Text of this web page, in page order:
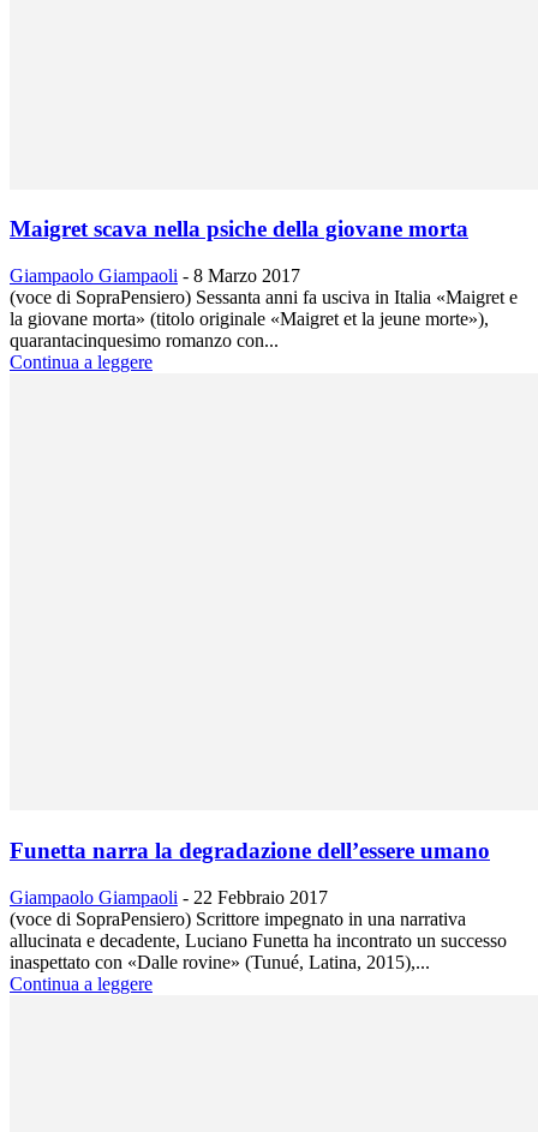
Maigret scava nella psiche della giovane morta
Giampaolo Giampaoli - 8 Marzo 2017
(voce di SopraPensiero) Sessanta anni fa usciva in Italia «Maigret e
la giovane morta» (titolo originale «Maigret et la jeune morte»),
quarantacinquesimo romanzo con...
Continua a leggere
Funetta narra la degradazione dell’essere umano
Giampaolo Giampaoli - 22 Febbraio 2017
(voce di SopraPensiero) Scrittore impegnato in una narrativa
allucinata e decadente, Luciano Funetta ha incontrato un successo
inaspettato con «Dalle rovine» (Tunué, Latina, 2015),...
Continua a leggere